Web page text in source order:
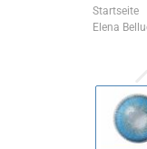
Startseite
Elena